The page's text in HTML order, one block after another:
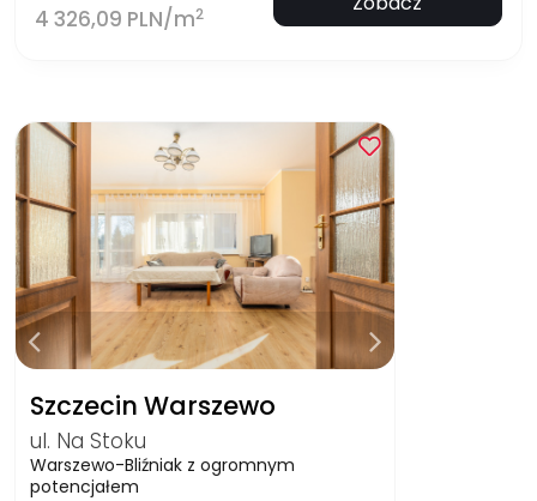
4 326,09 PLN/m2
Szczecin Warszewo
ul. Na Stoku
Warszewo-Bliźniak z ogromnym
potencjałem